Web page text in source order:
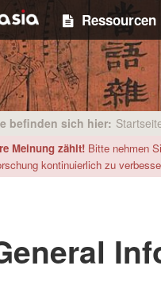
Ressourcen
befinden sich hier:
Meinung zählt! Bitte nehmen
kontinuierlich zu